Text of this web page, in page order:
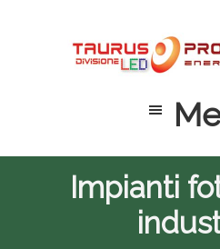
contenuto
Impianti